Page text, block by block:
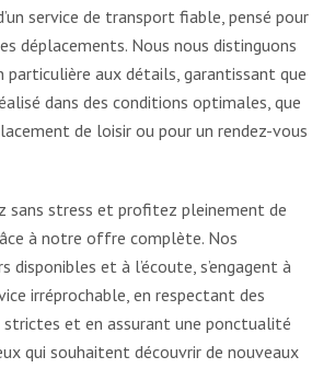
service de transport fiable, pensé pour
déplacements. Nous nous distinguons
aux détails, garantissant que
dans des conditions optimales, que
de loisir ou pour un rendez-vous
sans stress et profitez pleinement de
à notre offre complète. Nos
disponibles et à l’écoute, s’engagent à
irréprochable, en respectant des
strictes et en assurant une ponctualité
qui souhaitent découvrir de nouveaux